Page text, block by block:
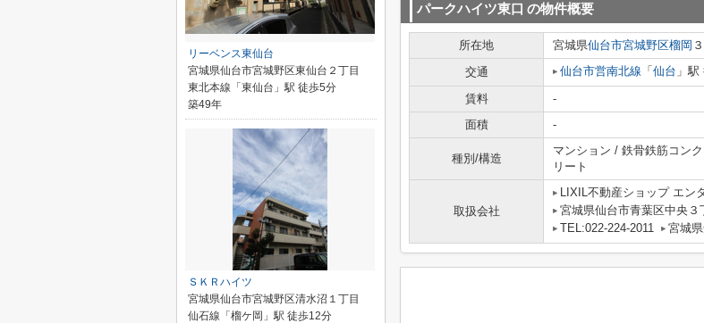
パークハイツ東口 の物件概要
所在地 宮城県仙台市宮城野区榴岡
交通
仙台市営南北線 「 仙台 」駅
賃料 -
面積
-
種別/構造
マンション / 鉄骨鉄筋コンク
リート
取扱会社
LIXIL不動産ショップ エン
宮城県仙台市青葉区中央
TEL:022-224-2011
宮城
リーベンス東仙台
宮城県仙台市宮城野区東仙台２丁目
東北本線「東仙台」駅 徒歩5分
築49年
ＳＫＲハイツ
宮城県仙台市宮城野区清水沼１丁目
仙石線「榴ケ岡」駅 徒歩12分